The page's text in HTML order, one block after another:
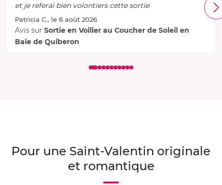
et je referai bien volontiers cette sortie
Patricia C., le 6 août 2026
Avis sur Sortie en Voilier au Coucher de Soleil en
Baie de Quiberon
Pour une Saint-Valentin originale
et romantique